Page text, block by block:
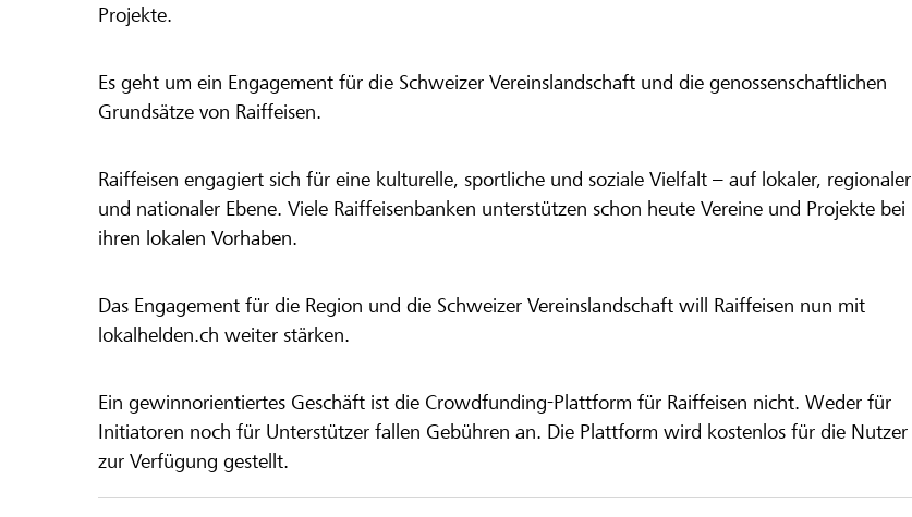
Projekte.
Es geht um ein Engagement für die Schweizer Vereinslandschaft und die genossenschaftlichen
Grundsätze von Raiffeisen.
Raiffeisen engagiert sich für eine kulturelle, sportliche und soziale Vielfalt – auf lokaler, regionaler
und nationaler Ebene. Viele Raiffeisenbanken unterstützen schon heute Vereine und Projekte bei
ihren lokalen Vorhaben.
Das Engagement für die Region und die Schweizer Vereinslandschaft will Raiffeisen nun mit
lokalhelden.ch weiter stärken.
Ein gewinnorientiertes Geschäft ist die Crowdfunding-Plattform für Raiffeisen nicht. Weder für
Initiatoren noch für Unterstützer fallen Gebühren an. Die Plattform wird kostenlos für die Nutzer
zur Verfügung gestellt.